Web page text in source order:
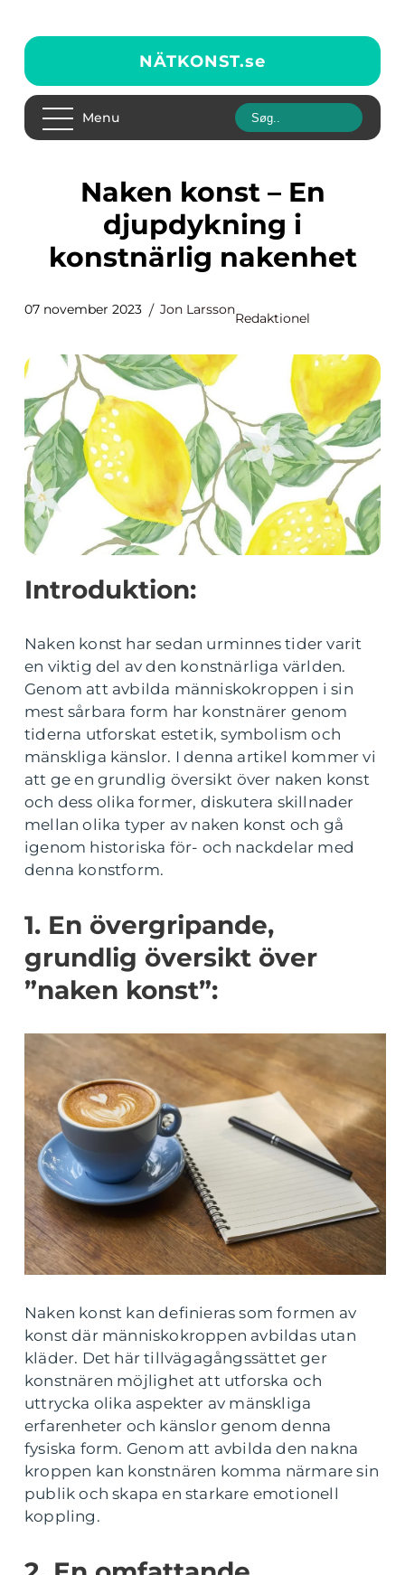
NÄTKONST.se
Menu
Naken konst – En
djupdykning i
konstnärlig nakenhet
07 november 2023 Jon Larsson
Redaktionel
Introduktion:
Naken konst har sedan urminnes tider varit
en viktig del av den konstnärliga världen.
Genom att avbilda människokroppen i sin
mest sårbara form har konstnärer genom
tiderna utforskat estetik, symbolism och
mänskliga känslor. I denna artikel kommer vi
att ge en grundlig översikt över naken konst
och dess olika former, diskutera skillnader
mellan olika typer av naken konst och gå
igenom historiska för- och nackdelar med
denna konstform.
1. En övergripande,
grundlig översikt över
”naken konst”:
Naken konst kan definieras som formen av
konst där människokroppen avbildas utan
kläder. Det här tillvägagångssättet ger
konstnären möjlighet att utforska och
uttrycka olika aspekter av mänskliga
erfarenheter och känslor genom denna
fysiska form. Genom att avbilda den nakna
kroppen kan konstnären komma närmare sin
publik och skapa en starkare emotionell
koppling.